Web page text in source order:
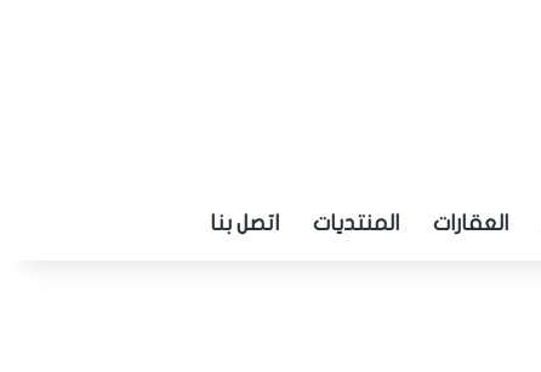
العقارات المنتديات اتصل بنا